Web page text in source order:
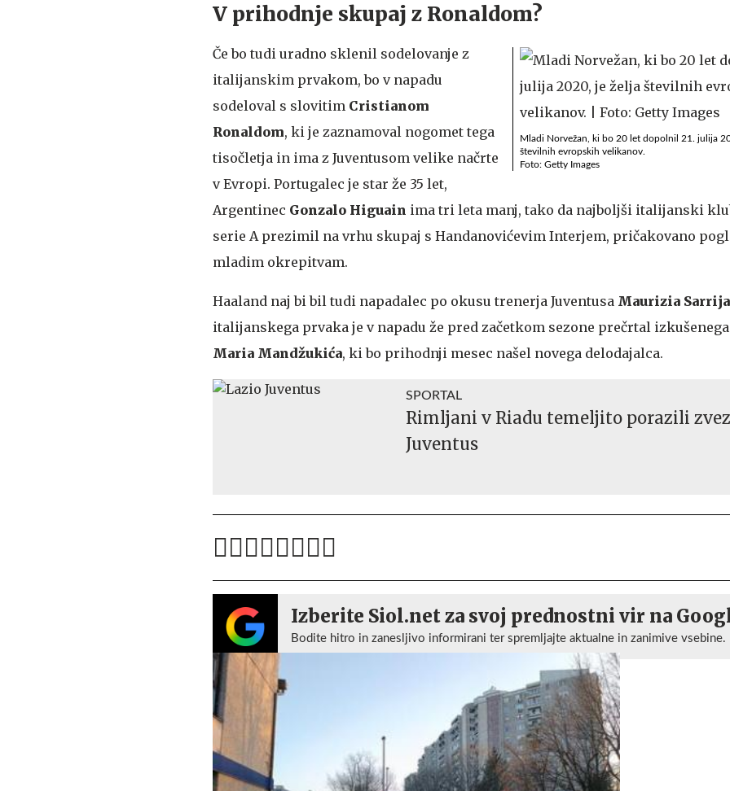
V prihodnje skupaj z Ronaldom?
Mladi Norvežan, ki bo 20 let dopolnil 21. julija
številnih evropskih velikanov.
Foto: Getty Images
Če bo tudi uradno sklenil sodelovanje z
italijanskim prvakom, bo v napadu
sodeloval s slovitim Cristianom
Ronaldom, ki je zaznamoval nogomet tega
tisočletja in ima z Juventusom velike načrte
v Evropi. Portugalec je star že 35 let,
Argentinec Gonzalo Higuain ima tri leta manj, tako da najboljši italijanski
serie A prezimil na vrhu skupaj s Handanovićevim Interjem, pričakovano
mladim okrepitvam.
Haaland naj bi bil tudi napadalec po okusu trenerja Juventusa Maurizia Sarrija
italijanskega prvaka je v napadu že pred začetkom sezone prečrtal
Maria Mandžukića, ki bo prihodnji mesec našel novega delodajalca.
SPORTAL
Rimljani v Riadu temeljito porazili
Juventus
Izberite Siol.net za svoj prednostni vir na
Bodite hitro in zanesljivo informirani ter spremljajte aktualne in zanimive vsebine.